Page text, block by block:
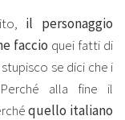
il personaggio
faccio quei fatti di
se dici che i
alla fine il
quello italiano